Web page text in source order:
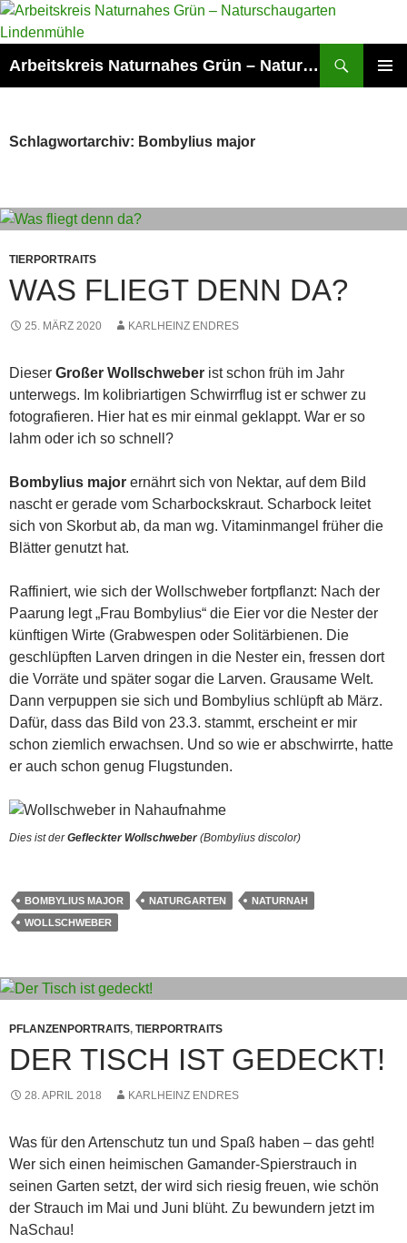
Zum
Inhalt
Arbeitskreis Naturnahes Grün – Naturschaugarten Lindenmühle
Schlagwortarchiv: Bombylius major
TIERPORTRAITS
WAS FLIEGT DENN DA?
25. MÄRZ 2020 KARLHEINZ ENDRES
Dieser Großer Wollschweber ist schon früh im Jahr
unterwegs. Im kolibriartigen Schwirrflug ist er schwer zu
fotografieren. Hier hat es mir einmal geklappt. War er so
lahm oder ich so schnell?
Bombylius major ernährt sich von Nektar, auf dem Bild
nascht er gerade vom Scharbockskraut. Scharbock leitet
sich von Skorbut ab, da man wg. Vitaminmangel früher die
Blätter genutzt hat.
Raffiniert, wie sich der Wollschweber fortpflanzt: Nach der
Paarung legt „Frau Bombylius“ die Eier vor die Nester der
künftigen Wirte (Grabwespen oder Solitärbienen. Die
geschlüpften Larven dringen in die Nester ein, fressen dort
die Vorräte und später sogar die Larven. Grausame Welt.
Dann verpuppen sie sich und Bombylius schlüpft ab März.
Dafür, dass das Bild von 23.3. stammt, erscheint er mir
schon ziemlich erwachsen. Und so wie er abschwirrte, hatte
er auch schon genug Flugstunden.
Dies ist derGefleckter Wollschweber (Bombylius discolor)
BOMBYLIUS MAJOR NATURGARTEN
NATURNAH
WOLLSCHWEBER
PFLANZENPORTRAITS, TIERPORTRAITS
DER TISCH IST GEDECKT!
28. APRIL 2018 KARLHEINZ ENDRES
Was für den Artenschutz tun und Spaß haben – das geht!
Wer sich einen heimischen Gamander-Spierstrauch in
seinen Garten setzt, der wird sich riesig freuen, wie schön
der Strauch im Mai und Juni blüht. Zu bewundern jetzt im
NaSchau!